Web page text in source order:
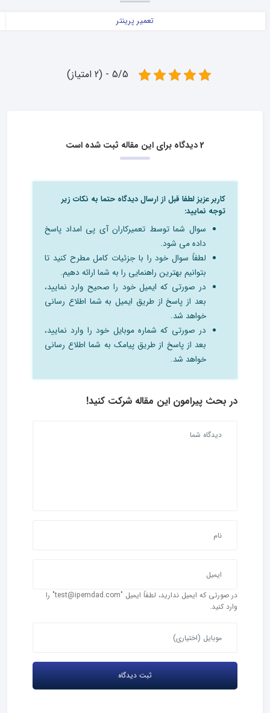
تعمیر پرینتر
5/5 - (2 امتیاز)
2 دیدگاه برای این مقاله ثبت شده است
کاربر عزیز لطفا قبل از ارسال دیدگاه حتما به نکات زیر
توجه نمایید:
سوال شما توسط تعمیرکاران آی پی امداد پاسخ
داده می شود.
لطفاً سوال خود را با جزئیات کامل مطرح کنید تا
بتوانیم بهترین راهنمایی را به شما ارائه دهیم.
در صورتی که ایمیل خود را صحیح وارد نمایید،
بعد از پاسخ از طریق ایمیل به شما اطلاع رسانی
خواهد شد.
در صورتی که شماره موبایل خود را وارد نمایید،
بعد از پاسخ از طریق پیامک به شما اطلاع رسانی
خواهد شد.
در بحث‌ پیرامون این مقاله شرکت کنید!
در صورتی که ایمیل ندارید، لطفاً ایمیل "test@ipemdad.com" را
وارد کنید.